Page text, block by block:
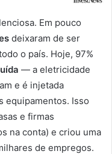
Em pouco
deixaram de ser
o país. Hoje, 97%
— a eletricidade
e é injetada
equipamentos. Isso
e firmas
na conta) e criou uma
de empregos.